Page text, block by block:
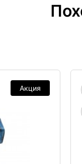
Акция